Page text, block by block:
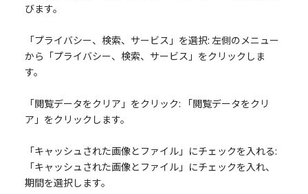
びます。
「プライバシー、検索、サービス」を選択: 左側のメニュー
から「プライバシー、検索、サービス」をクリックしま
す。
「閲覧データをクリア」をクリック: 「閲覧データをクリ
ア」をクリックします。
「キャッシュされた画像とファイル」にチェックを入れる:
「キャッシュされた画像とファイル」にチェックを入れ、
期間を選択します。